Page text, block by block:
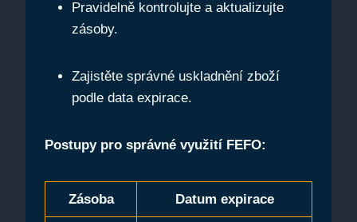
Pravidelně kontrolujte a aktualizujte
zásoby.
Zajistěte‍ správné uskladnění zboží
podle data expirace.
Postupy pro správné využití FEFO:
Zásoba Datum expirace